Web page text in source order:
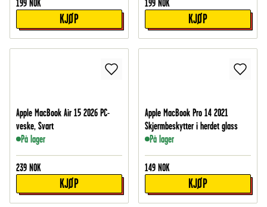
199 NOK
KJØP
199 NOK
KJØP
Apple MacBook Air 15 2026 PC-
veske, Svart
På lager
239 NOK
KJØP
Apple MacBook Pro 14 2021
Skjermbeskytter i herdet glass
På lager
149 NOK
KJØP